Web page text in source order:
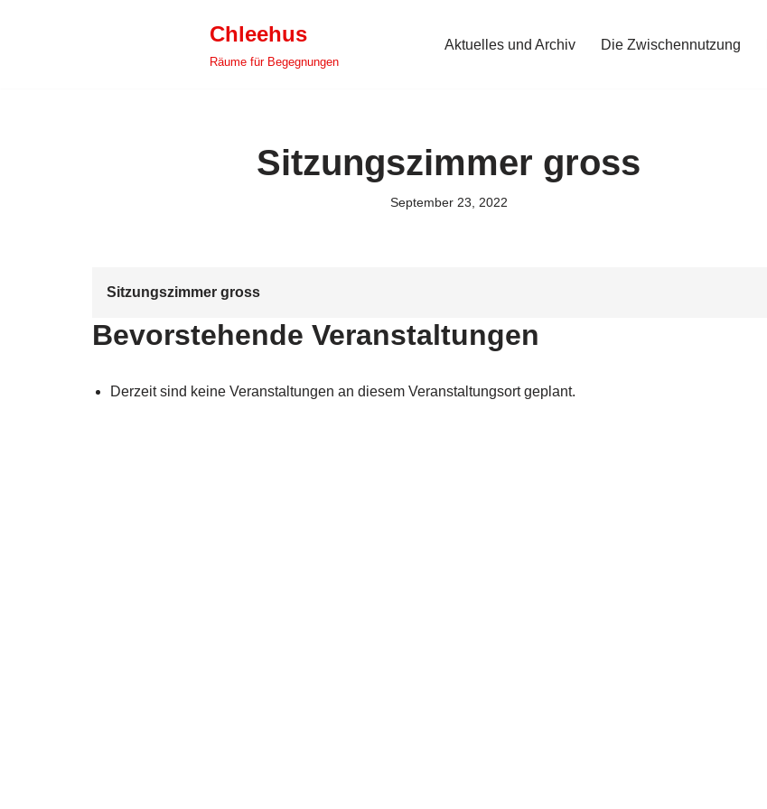
Chleehus
Räume für Begegnungen
Aktuelles und Archiv Die Zwischennutzung
Sitzungszimmer gross
September 23, 2022
Sitzungszimmer gross
Bevorstehende Veranstaltungen
Derzeit sind keine Veranstaltungen an diesem Veranstaltungsort geplant.